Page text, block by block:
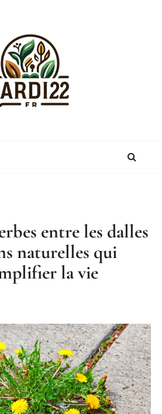
entre les dalles
naturelles qui
la vie